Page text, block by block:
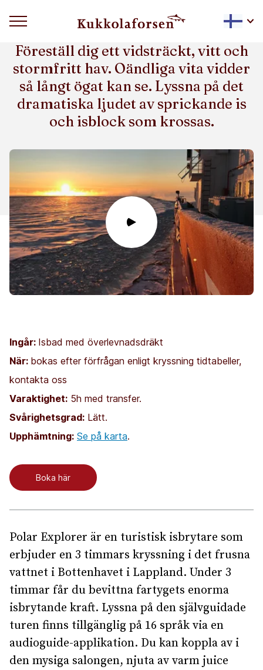
ISBRYTARSAFARI MED POLAR EXPLORER
Föreställ dig ett vidsträckt, vitt och
stormfritt hav. Oändliga vita vidder
så långt ögat kan se. Lyssna på det
dramatiska ljudet av sprickande is
och isblock som krossas.
Ingår: Isbad med överlevnadsdräkt
När: bokas efter förfrågan enligt kryssning tidtabeller,
kontakta oss
Varaktighet: 5h med transfer.
Svårighetsgrad: Lätt.
Upphämtning: Se på karta.
Boka här
Polar Explorer är en turistisk isbrytare som
erbjuder en 3 timmars kryssning i det frusna
vattnet i Bottenhavet i Lappland. Under 3
timmar får du bevittna fartygets enorma
isbrytande kraft. Lyssna på den självguidade
turen finns tillgänglig på 16 språk via en
audioguide-applikation. Du kan koppla av i
den mysiga salongen, njuta av varm juice